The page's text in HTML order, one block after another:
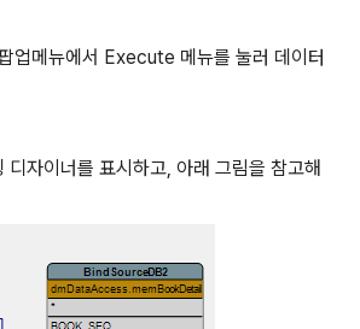
업메뉴에서 Execute 메뉴를 눌러 데이터
디자이너를 표시하고, 아래 그림을 참고해